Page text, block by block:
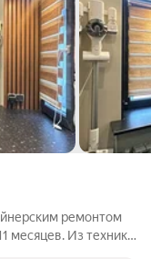
ремонтом
месяцев. Из техники